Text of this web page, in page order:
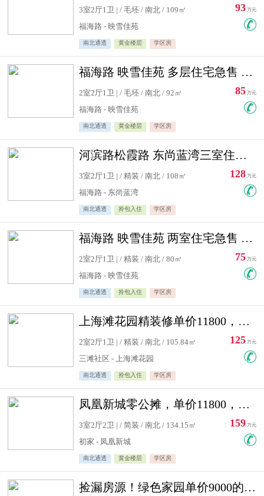
3室2厅1卫 | / 毛坯 / 南北 / 109㎡
福海路 - 映雪佳苑
南北通透 黄金楼层 学区房
93 万元
福海路 映雪佳苑 多层住宅急售 可公积金贷款
2室2厅1卫 | / 毛坯 / 南北 / 92㎡
福海路 - 映雪佳苑
南北通透 黄金楼层 学区房
85 万元
河滨路松霞路 东尚蓝湾三室住宅急售
3室2厅1卫 | / 精装 / 南北 / 108㎡
福海路 - 东尚蓝湾
南北通透 拎包入住 学区房
128 万元
福海路 映雪佳苑 两室住宅急售 可公积金贷款
2室2厅1卫 | / 精装 / 南北 / 80㎡
福海路 - 映雪佳苑
南北通透 拎包入住 学区房
75 万元
上海滩花园精装修单价11800，价格最低的两居室，无敌视野
2室2厅1卫 | / 精装 / 南北 / 105.84㎡
三滩社区 - 上海滩花园
南北通透 拎包入住 学区房
125 万元
凤凰新城零公摊，单价11800，白银楼层，一个车库另算
3室2厅2卫 | / 简装 / 南北 / 134.15㎡
初家 - 凤凰新城
南北通透 黄金楼层 学区房
159 万元
捡漏房源！绿色家园单价9000的大三居，实验小学永明双学区